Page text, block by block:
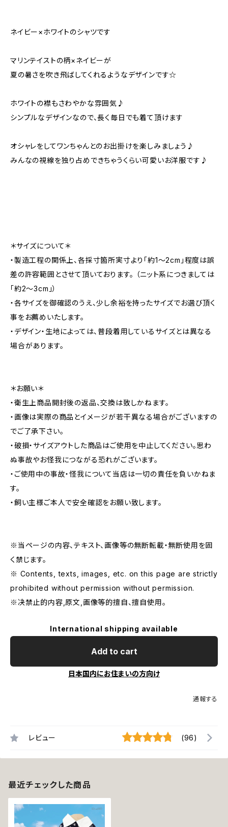
ネイビー×ホワイトのシャツです
マリンテイストの柄×ネイビーが
夏の暑さを吹き飛ばしてくれるようなデザインです☆
ホワイトの襟もさわやかな雰囲気♪
シンプルなデザインなので、長く毎日でも着て頂けます
オシャレをしてワンちゃんとのお出掛けを楽しみましょう♪
みんなの視線を独り占めできちゃうくらい可愛いお洋服です♪
＊サイズについて＊
・製造工程の関係上、各採寸箇所実寸より「約1～2cm」程度は誤
差の許容範囲とさせて頂いております。 （ニット系につきましては
「約2～3cm」）
・各サイズを御確認のうえ、少し余裕を持ったサイズでお選び頂く
事をお薦めいたします。
・デザイン・生地によっては、普段着用しているサイズとは異なる
場合があります。
＊お願い＊
・衛生上商品開封後の返品、交換は致しかねます。
・画像は実際の商品とイメージが若干異なる場合がございますの
でご了承下さい。
・破損・サイズアウトした商品はご使用を中止してください。思わ
ぬ事故やお怪我につながる恐れがございます。
・ご使用中の事故・怪我について当店は一切の責任を負いかねま
す。
・飼い主様ご本人で安全確認をお願い致します。
※当ページの内容、テキスト、画像等の無断転載・無断使用を固
く禁じます。
※ Contents, texts, images, etc. on this page are strictly
prohibited without permission without permission.
※决禁止的内容,原文,画像等的擅自、擅自使用。
International shipping available
Add to cart
日本国内にお住まいの方向け
通報する
レビュー (96)
最近チェックした商品